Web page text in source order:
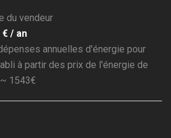
du vendeur
€ / an
annuelles d'énergie pour
à partir des prix de l'énergie de
1543€